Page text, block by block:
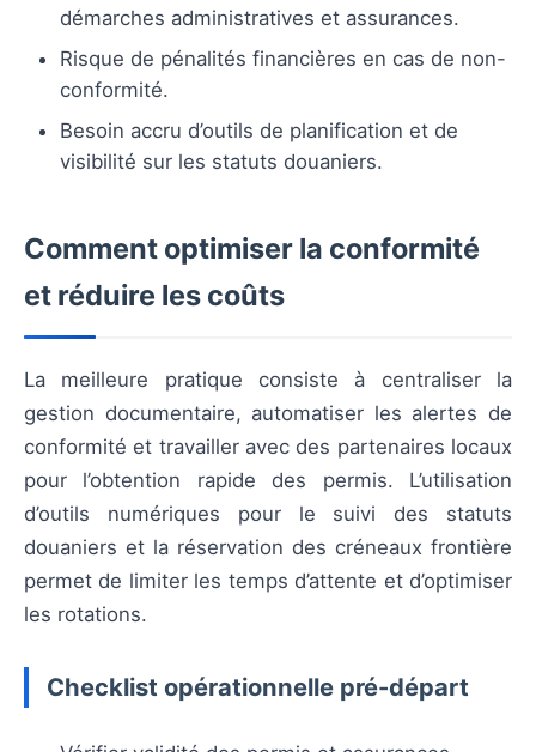
démarches administratives et assurances.
Risque de pénalités financières en cas de non-
conformité.
Besoin accru d’outils de planification et de
visibilité sur les statuts douaniers.
Comment optimiser la conformité
et réduire les coûts
La meilleure pratique consiste à centraliser la
gestion documentaire, automatiser les alertes de
conformité et travailler avec des partenaires locaux
pour l’obtention rapide des permis. L’utilisation
d’outils numériques pour le suivi des statuts
douaniers et la réservation des créneaux frontière
permet de limiter les temps d’attente et d’optimiser
les rotations.
Checklist opérationnelle pré-départ